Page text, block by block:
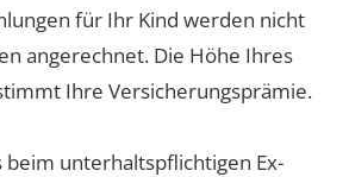
für Ihr Kind werden nicht
angerechnet. Die Höhe Ihres
Ihre Versicherungsprämie.
unterhaltspflichtigen Ex-